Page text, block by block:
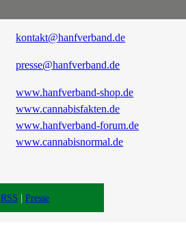
kontakt@hanfverband.de
presse@hanfverband.de
www.hanfverband-shop.de
www.cannabisfakten.de
www.hanfverband-forum.de
www.cannabisnormal.de
RSS | Presse